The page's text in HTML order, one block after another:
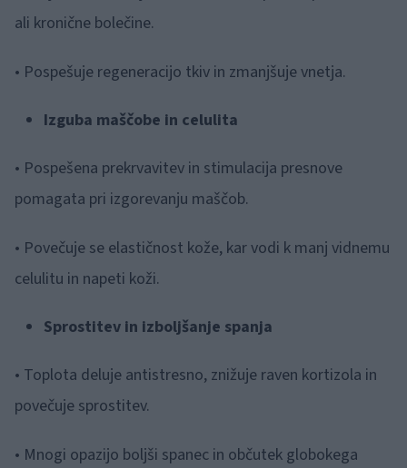
ali kronične bolečine.
• Pospešuje regeneracijo tkiv in zmanjšuje vnetja.
Izguba maščobe in celulita
• Pospešena prekrvavitev in stimulacija presnove
pomagata pri izgorevanju maščob.
• Povečuje se elastičnost kože, kar vodi k manj vidnemu
celulitu in napeti koži.
Sprostitev in izboljšanje spanja
• Toplota deluje antistresno, znižuje raven kortizola in
povečuje sprostitev.
• Mnogi opazijo boljši spanec in občutek globokega